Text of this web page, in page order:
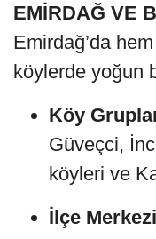
EMİRDAĞ VE
Emirdağ’da
köylerde yoğun
Köy
Güveçci,
köyleri ve
İlçe